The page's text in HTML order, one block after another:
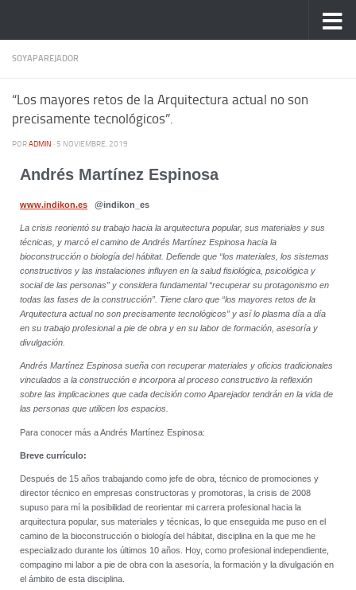
SOYAPAREJADOR
“Los mayores retos de la Arquitectura actual no son
precisamente tecnológicos”.
PORADMIN · 5 NOVIEMBRE, 2019
Andrés Martínez Espinosa
www.indikon.es @indikon_es
La crisis reorientó su trabajo hacia la arquitectura popular, sus materiales y sus
técnicas, y marcó el camino de Andrés Martínez Espinosa hacia la
bioconstrucción o biología del hábitat. Defiende que “los materiales, los sistemas
constructivos y las instalaciones influyen en la salud fisiológica, psicológica y
social de las personas” y considera fundamental “recuperar su protagonismo en
todas las fases de la construcción”. Tiene claro que “los mayores retos de la
Arquitectura actual no son precisamente tecnológicos” y así lo plasma día a día
en su trabajo profesional a pie de obra y en su labor de formación, asesoría y
divulgación.
Andrés Martínez Espinosa sueña con recuperar materiales y oficios tradicionales
vinculados a la construcción e incorpora al proceso constructivo la reflexión
sobre las implicaciones que cada decisión como Aparejador tendrán en la vida de
las personas que utilicen los espacios.
Para conocer más a Andrés Martínez Espinosa:
Breve currículo:
Después de 15 años trabajando como jefe de obra, técnico de promociones y
director técnico en empresas constructoras y promotoras, la crisis de 2008
supuso para mí la posibilidad de reorientar mi carrera profesional hacia la
arquitectura popular, sus materiales y técnicas, lo que enseguida me puso en el
camino de la bioconstrucción o biología del hábitat, disciplina en la que me he
especializado durante los últimos 10 años. Hoy, como profesional independiente,
compagino mi labor a pie de obra con la asesoría, la formación y la divulgación en
el ámbito de esta disciplina.